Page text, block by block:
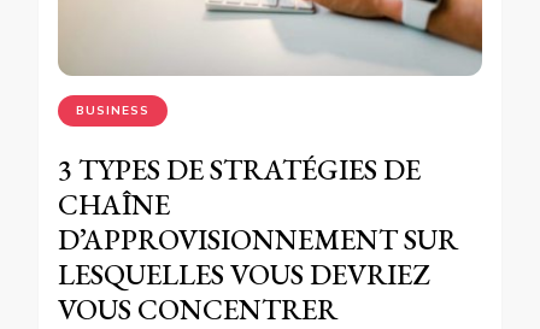
BUSINESS
3 TYPES DE STRATÉGIES DE
CHAÎNE
D’APPROVISIONNEMENT SUR
LESQUELLES VOUS DEVRIEZ
VOUS CONCENTRER